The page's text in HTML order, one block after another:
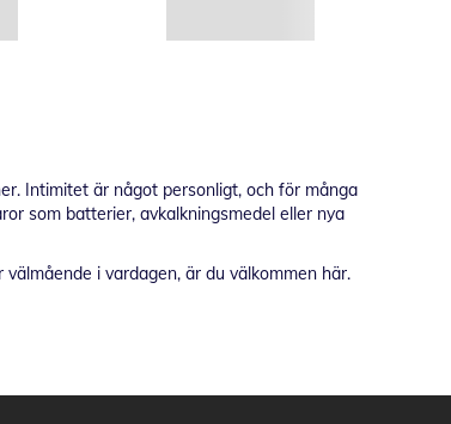
Intimitet är något personligt, och för många
som batterier, avkalkningsmedel eller nya
i vardagen, är du välkommen här.